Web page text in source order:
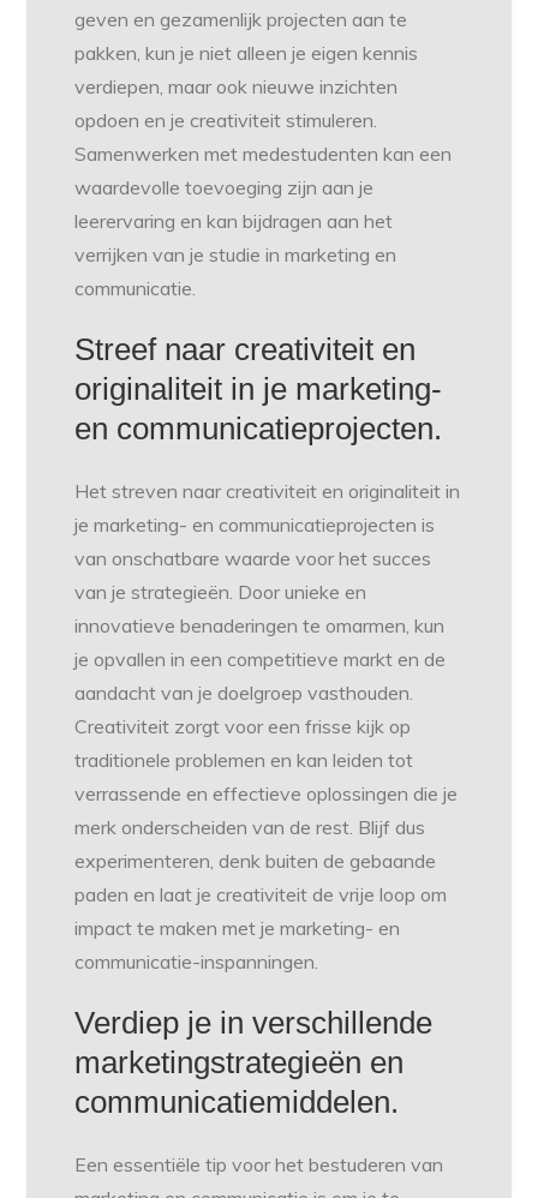
geven en gezamenlijk projecten aan te
pakken, kun je niet alleen je eigen kennis
verdiepen, maar ook nieuwe inzichten
opdoen en je creativiteit stimuleren.
Samenwerken met medestudenten kan een
waardevolle toevoeging zijn aan je
leerervaring en kan bijdragen aan het
verrijken van je studie in marketing en
communicatie.
Streef naar creativiteit en
originaliteit in je marketing-
en communicatieprojecten.
Het streven naar creativiteit en originaliteit in
je marketing- en communicatieprojecten is
van onschatbare waarde voor het succes
van je strategieën. Door unieke en
innovatieve benaderingen te omarmen, kun
je opvallen in een competitieve markt en de
aandacht van je doelgroep vasthouden.
Creativiteit zorgt voor een frisse kijk op
traditionele problemen en kan leiden tot
verrassende en effectieve oplossingen die je
merk onderscheiden van de rest. Blijf dus
experimenteren, denk buiten de gebaande
paden en laat je creativiteit de vrije loop om
impact te maken met je marketing- en
communicatie-inspanningen.
Verdiep je in verschillende
marketingstrategieën en
communicatiemiddelen.
Een essentiële tip voor het bestuderen van